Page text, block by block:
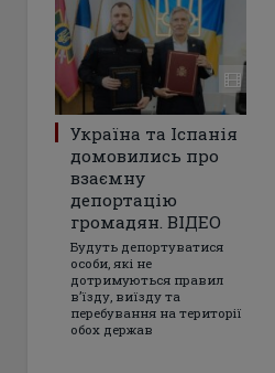
Україна та Іспанія
домовились про
взаємну
депортацію
громадян. ВІДЕО
Будуть депортуватися
особи, які не
дотримуються правил
в’їзду, виїзду та
перебування на території
обох держав